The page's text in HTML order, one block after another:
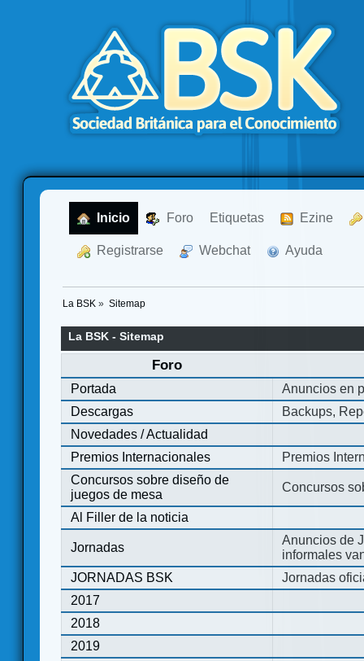
Inicio Foro Etiquetas Ezine
Registrarse Webchat Ayuda
La BSK » Sitemap
La BSK - Sitemap
Foro
Portada
Anuncios en
Descargas
Backups,
Novedades / Actualidad
Premios Internacionales
Premios
Concursos sobre diseño de
juegos de mesa
Concursos
Al Filler de la noticia
Jornadas
Anuncios de
informales
JORNADAS BSK
Jornadas
2017
2018
2019